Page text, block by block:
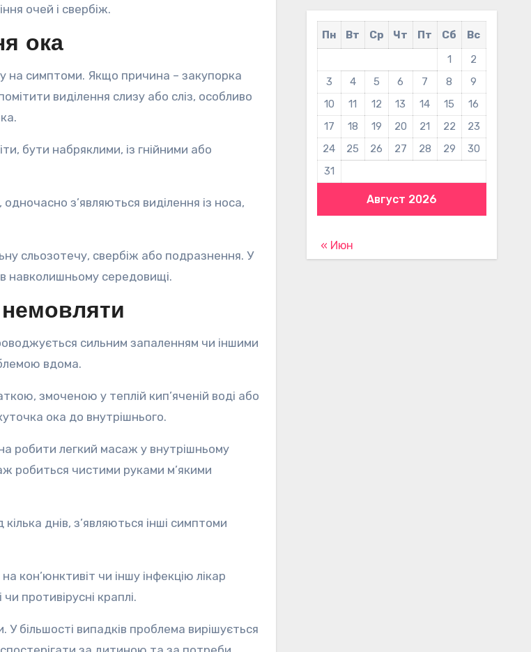
очей і свербіж.
ока
на симптоми. Якщо причина – закупорка
виділення слизу або сліз, особливо
бути набряклими, із гнійними або
з’являються виділення із носа,
сльозотечу, свербіж або подразнення. У
навколишньому середовищі.
сильним запаленням чи іншими
вдома.
змоченою у теплій кип’яченій воді або
ока до внутрішнього.
робити легкий масаж у внутрішньому
робиться чистими руками м’якими
днів, з’являються інші симптоми
кон’юнктивіт чи іншу інфекцію лікар
противірусні краплі.
більшості випадків проблема вирішується
Август 2026
Пн Вт Ср Чт Пт Сб
Вс
1
2
3
4 5 6 7 8
9
10
11 12 13 14 15
16
17
18 19 20 21 22
23
24
25 26 27 28 29
30
31
« Июн